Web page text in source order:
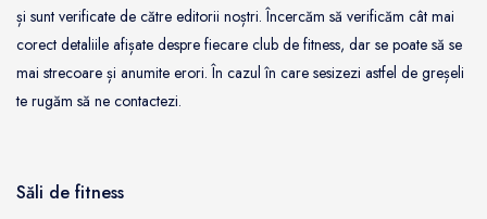
și sunt verificate de către editorii noștri. Încercăm să verificăm cât mai
corect detaliile afișate despre fiecare club de fitness, dar se poate să se
mai strecoare și anumite erori. În cazul în care sesizezi astfel de greșeli
te rugăm să ne contactezi.
Săli de fitness